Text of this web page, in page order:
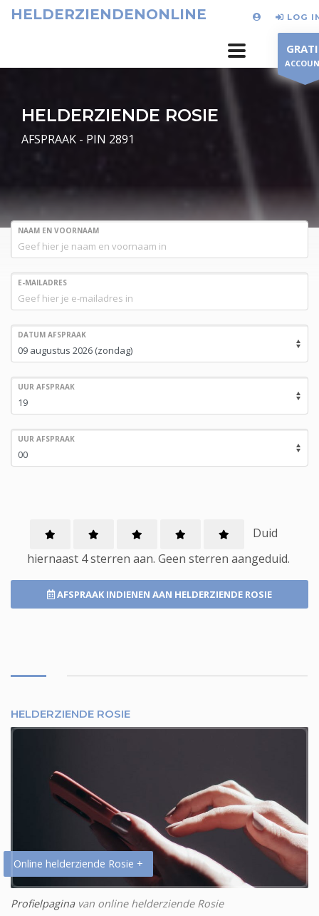
HELDERZIENDENONLINE LOG
HELDERZIENDE ROSIE
AFSPRAAK - PIN 2891
NAAM EN VOORNAAM
E-MAILADRES
DATUM AFSPRAAK
UUR AFSPRAAK
UUR AFSPRAAK
Duid
hiernaast 4 sterren aan. Geen sterren aangeduid.
AFSPRAAK INDIENEN AAN HELDERZIENDE ROSIE
HELDERZIENDE ROSIE
Online helderziende Rosie +
Profielpaginavan online helderziende Rosie